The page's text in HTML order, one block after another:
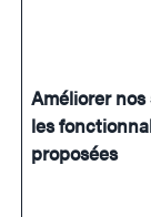
Améliorer
les
proposées